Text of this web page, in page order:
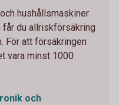
hushållsmaskiner
du allriskförsäkring
För att försäkringen
vara minst 1000
och